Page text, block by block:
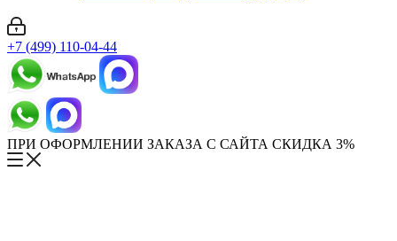
+7 (499) 110-04-44
ПРИ ОФОРМЛЕНИИ ЗАКАЗА С САЙТА СКИДКА 3%